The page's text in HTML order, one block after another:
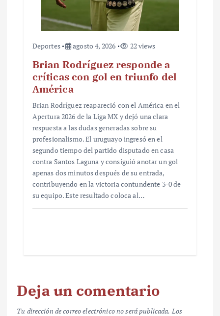
Deportes agosto 4, 2026 22 views
Brian Rodríguez responde a
críticas con gol en triunfo del
América
Brian Rodríguez reapareció con el América en el
Apertura 2026 de la Liga MX y dejó una clara
respuesta a las dudas generadas sobre su
profesionalismo. El uruguayo ingresó en el
segundo tiempo del partido disputado en casa
contra Santos Laguna y consiguió anotar un gol
apenas dos minutos después de su entrada,
contribuyendo en la victoria contundente 3-0 de
su equipo. Este resultado coloca al…
Deja un comentario
Tu dirección de correo electrónico no será publicada. Los